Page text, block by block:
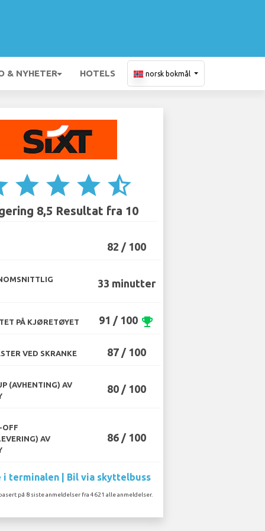
& NYHETER HOTELS norsk bokmål
star star star star_half
8,5 Resultat fra 10
82 / 100
33 minutter
PÅ KJØRETØYET 91 / 100 emoji_events
VED SKRANKE 87 / 100
(AVHENTING) AV
80 / 100
OFF
AV
86 / 100
i terminalen | Bil via skyttelbuss
på 8 siste anmeldelser fra 4621 alle anmeldelser.